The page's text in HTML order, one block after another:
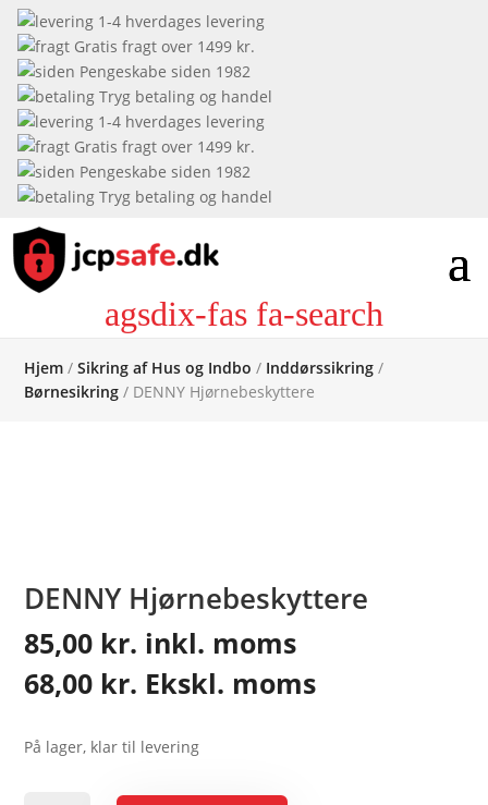
1-4 hverdages levering
Gratis fragt over 1499 kr.
Pengeskabe siden 1982
Tryg betaling og handel
1-4 hverdages levering
Gratis fragt over 1499 kr.
Pengeskabe siden 1982
Tryg betaling og handel
agsdix-fas fa-search
Hjem /Sikring af Hus og Indbo / Inddørssikring /
Børnesikring / DENNY Hjørnebeskyttere
DENNY Hjørnebeskyttere
85,00 kr. inkl. moms
68,00 kr. Ekskl. moms
På lager, klar til levering